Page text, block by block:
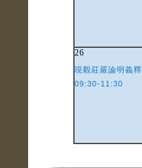
26
現觀莊嚴論明義釋
09:30-11:30